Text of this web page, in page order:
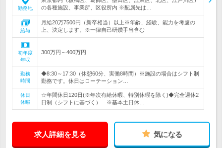
勤務地
の各種施設、事業所、区役所内 ※配属先は…
給与
月給20万7500円（新卒相当）以上※年齢、経験、能力を考慮の
上、決定します。※一律自己研鑽手当含む
初年度
年収
300万円～400万円
勤務
時間
◆8:30～17:30（休憩60分、実働8時間）※施設の場合はシフト制
勤務です。休日はローテーション…
休日
休暇
☆年間休日120日(※年次有給休暇、特別休暇を除く)◆完全週休2
日制（シフトに基づく） ※基本土日休…
求人詳細を見る 気になる